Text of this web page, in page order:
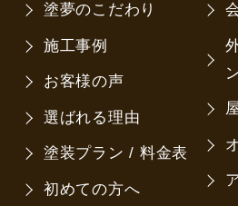
塗夢のこだわり
施工事例
お客様の声
選ばれる理由
塗装プラン / 料金表
初めての方へ